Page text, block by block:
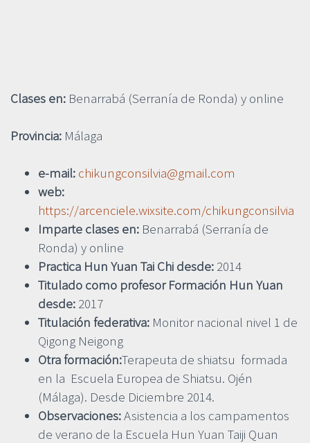
Clases en: Benarrabá (Serranía de Ronda) y online
Provincia: Málaga
e-mail: chikungconsilvia@gmail.com
web:
https://arcenciele.wixsite.com/chikungconsilvia
Imparte clases en: Benarrabá (Serranía de
Ronda) y online
Practica Hun Yuan Tai Chi desde: 2014
Titulado como profesor Formación Hun Yuan
desde: 2017
Titulación federativa: Monitor nacional nivel 1 de
Qigong Neigong
Otra formación:Terapeuta de shiatsu formada
en la Escuela Europea de Shiatsu. Ojén
(Málaga). Desde Diciembre 2014.
Observaciones:Asistencia a los campamentos
de verano de la Escuela Hun Yuan Taiji Quan